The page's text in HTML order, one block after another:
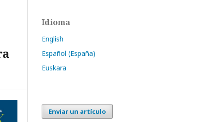
Idioma
English
Español (España)
Euskara
Enviar un artículo